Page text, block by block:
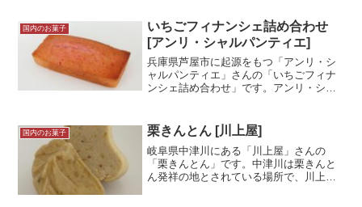
いえばバウムクーヘン！普通のユーハイ
ムのバウムクーヘンと何が...＜続きを読
む＞
国内のお菓子
いちごフィナンシェ詰め合わせ
[アンリ・シャルパンティエ]
兵庫県芦屋市に起源をもつ「アンリ・シ
ャルパンティエ」さんの「いちごフィナ
ンシェ詰め合わせ」です。アンリ・シャ
がセットになっている商品です。以前
「フィナンシェ」は記事に...＜続きを読
む＞
国内のお菓子 栗きんとん [川上屋]
岐阜県中津川にある「川上屋」さんの
「栗きんとん」です。中津川は栗きんと
ん発祥の地とされている場所で、川上屋